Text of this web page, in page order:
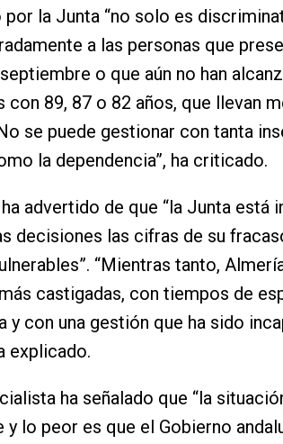
por la Junta “no solo es
a las personas que
o que aún no han
con 89, 87 o 82 años, que llevan
se puede gestionar con tanta
la dependencia”, ha criticado.
advertido de que “la Junta está
decisiones las cifras de su
“Mientras tanto,
castigadas, con tiempos de
y con una gestión que ha sido
explicado.
ha señalado que “la
y lo peor es que el Gobierno